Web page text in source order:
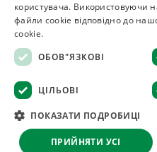
СПЕЦІЇ
© 2008–2026 Магазин
Всі матеріали на сайті
Оферта · Повернення товару
· Відмова від
користувача. Використовуючи
файли cookie відповідно до
cookie.
ОБОВ"ЯЗКОВІ
ЦІЛЬОВІ
ПОКАЗАТИ ПОДРОБИЦІ
ПРИЙНЯТИ УСІ